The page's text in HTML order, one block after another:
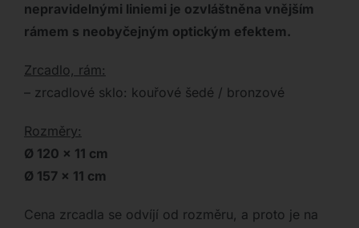
nepravidelnými liniemi je ozvláštněna vnějším
rámem s neobyčejným optickým efektem.
Zrcadlo, rám:
– zrcadlové sklo: kouřové šedé / bronzové
Rozměry:
Ø 120 x 11 cm
Ø 157 x 11 cm
Cena zrcadla se odvíjí od rozměru, a proto je na